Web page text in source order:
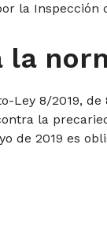
la Inspección
la
Ley 8/2019,
la
de 2019 es